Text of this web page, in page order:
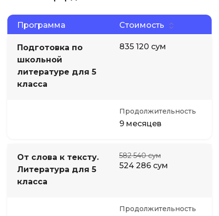
Программа Стоимость
Подготовка по
школьной
литературе для 5
класса
835 120 сум
Продолжительность
9 месяцев
От слова к тексту.
Литература для 5
класса
582 540 сум
524 286 сум
Продолжительность